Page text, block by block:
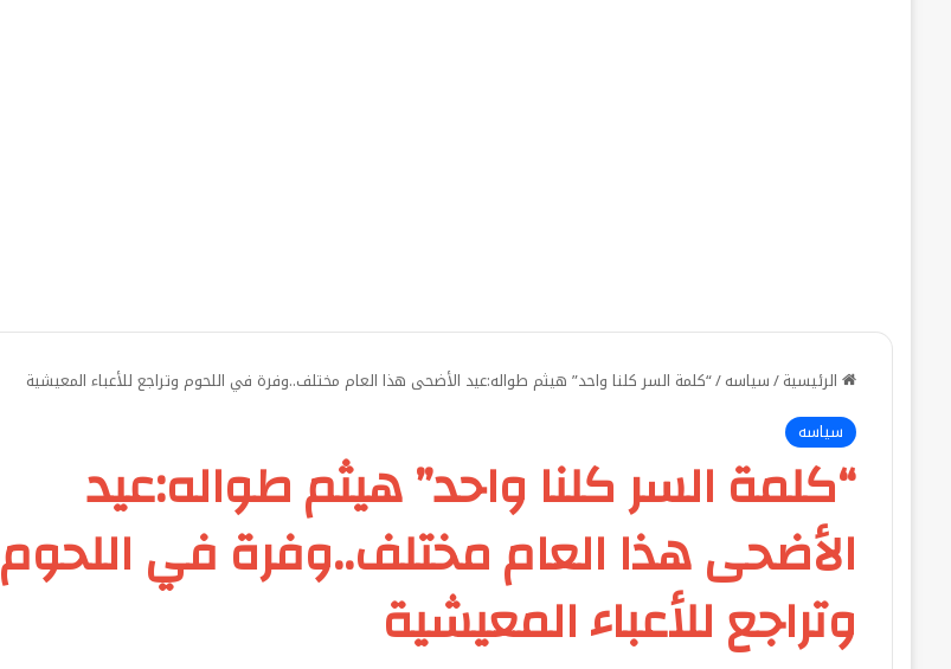
الرئيسية/سياسه/“كلمة السر كلنا واحد” هيثم طواله:عيد الأضحى هذا العام مختلف..وفرة في اللحوم وتراجع للأعباء المعيشية
سياسه
“كلمة السر كلنا واحد” هيثم طواله:عيد
الأضحى هذا العام مختلف..وفرة في اللحوم
وتراجع للأعباء المعيشية